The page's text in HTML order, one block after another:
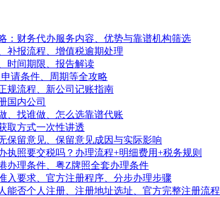
：财务代办服务内容、优势与靠谱机构筛选
补报流程、增值税逾期处理
时间期限、报告解读
请条件、周期等全攻略
规流程、新公司记账指南
国内公司
、找谁做、怎么选靠谱代账
取方式一次性讲透
保留意见、保留意见成因与实际影响
执照要交税吗？办理流程+明细费用+税务规则
办理条件、粤Z牌照全套办理条件
入要求、官方注册程序、分步办理步骤
能否个人注册、注册地址选址、官方完整注册流程